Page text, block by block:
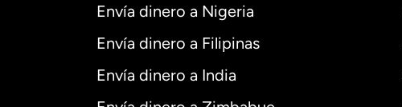
Envía dinero a Nigeria
Envía dinero a Filipinas
Envía dinero a India